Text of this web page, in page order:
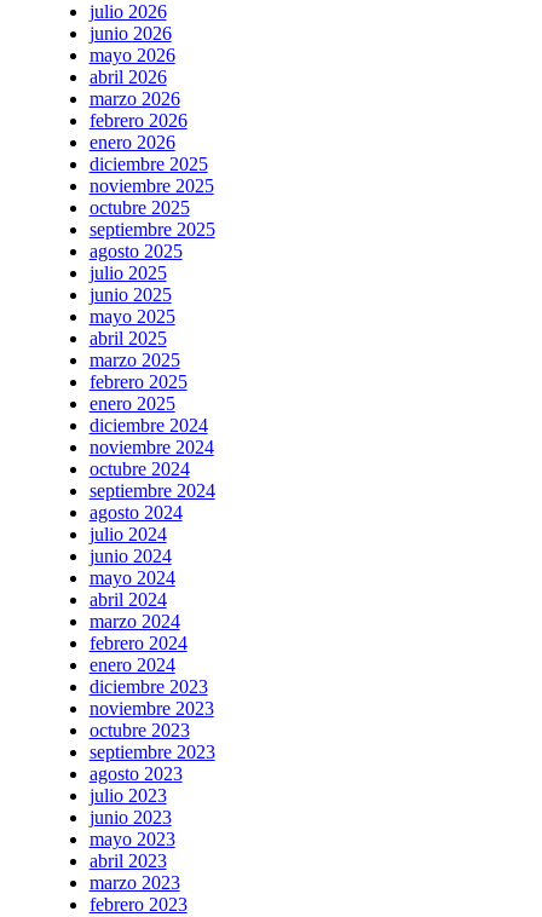
julio 2026
junio 2026
mayo 2026
abril 2026
marzo 2026
febrero 2026
enero 2026
diciembre 2025
noviembre 2025
octubre 2025
septiembre 2025
agosto 2025
julio 2025
junio 2025
mayo 2025
abril 2025
marzo 2025
febrero 2025
enero 2025
diciembre 2024
noviembre 2024
octubre 2024
septiembre 2024
agosto 2024
julio 2024
junio 2024
mayo 2024
abril 2024
marzo 2024
febrero 2024
enero 2024
diciembre 2023
noviembre 2023
octubre 2023
septiembre 2023
agosto 2023
julio 2023
junio 2023
mayo 2023
abril 2023
marzo 2023
febrero 2023